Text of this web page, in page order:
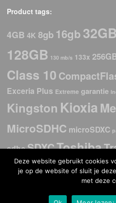
Product tags:
4GB 4K 8gb16gb32GB
128GB 130 mb/s 133x
Class 10
Exceria Plus Extreme garantie
Kingston Kioxia
MicroSDHC microSDXC
sdhcSDXCToshiba
USB-C USb 2.0USB 3.0
Deze website gebruikt cookies
je op de website of sluit je
met deze